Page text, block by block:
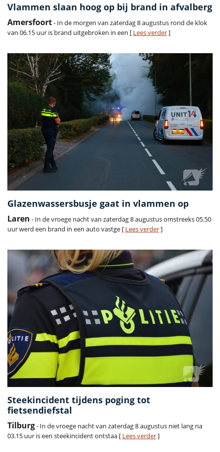
Vlammen slaan hoog op bij brand in afvalberg
Amersfoort- In de morgen van zaterdag 8 augustus rond de klok
van 06.15 uur is brand uitgebroken in een [ Lees verder]
Glazenwassersbusje gaat in vlammen op
Laren - In de vroege nacht van zaterdag 8 augustus omstreeks 05.50
uur werd een brand in een auto vastge [ Lees verder]
Steekincident tijdens poging tot
fietsendiefstal
Tilburg- In de vroege nacht van zaterdag 8 augustus niet lang na
03.15 uur is een steekincident ontstaa [ Lees verder]